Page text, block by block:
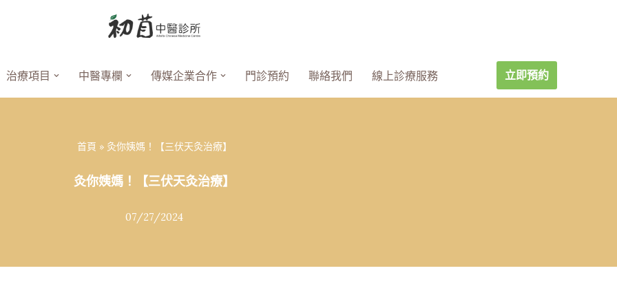
治療項目 中醫專欄 傳媒企業合作 門診預約 聯絡我們 線上診療服務 立即預約
首頁 » 灸你姨媽！【三伏天灸治療】
灸你姨媽！【三伏天灸治療】
07/27/2024